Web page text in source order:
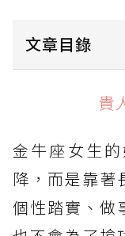
文章目錄
貴人運第3名
貴人運第1名
貴
金牛座女生
降，而是靠著
個性踏實、做